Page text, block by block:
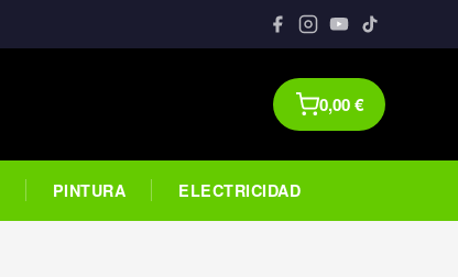
0,00€
PINTURA ELECTRICIDAD